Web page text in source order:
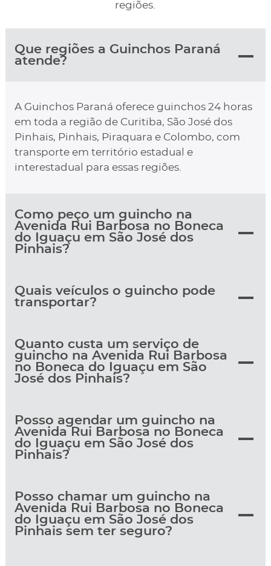
regiões.
Que regiões a Guinchos Paraná
atende?
A Guinchos Paraná oferece guinchos 24 horas
em toda a região de Curitiba, São José dos
Pinhais, Pinhais, Piraquara e Colombo, com
transporte em território estadual e
interestadual para essas regiões.
Como peço um guincho na
Avenida Rui Barbosa no Boneca
do Iguaçu em São José dos
Pinhais?
Quais veículos o guincho pode
transportar?
Quanto custa um serviço de
guincho na Avenida Rui Barbosa
no Boneca do Iguaçu em São
José dos Pinhais?
Posso agendar um guincho na
Avenida Rui Barbosa no Boneca
do Iguaçu em São José dos
Pinhais?
Posso chamar um guincho na
Avenida Rui Barbosa no Boneca
do Iguaçu em São José dos
Pinhais sem ter seguro?